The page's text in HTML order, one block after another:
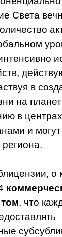
Света
в
на
в
и могут
о
, что